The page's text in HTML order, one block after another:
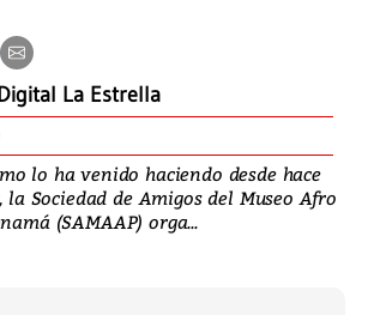
La Estrella
lo ha venido haciendo desde hace
Sociedad de Amigos del Museo Afro
(SAMAAP) orga...